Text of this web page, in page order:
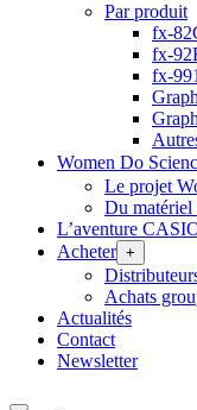
Par produit
fx-
fx-
fx-
Women Do
Le projet
Du matériel
L’aventure
Acheter +
Achats
Actualités
Contact
Newsletter